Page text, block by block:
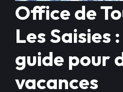
Office de
Les Saisies
guide pour
vacances